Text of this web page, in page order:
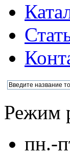
Режим
пн.-